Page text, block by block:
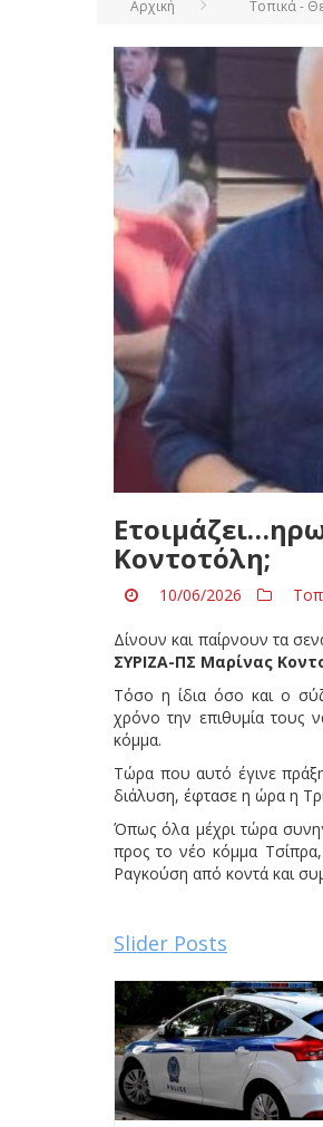
Αρχική Τοπικά -
Κοντοτόλη;
10/06/2026
Δίνουν και παίρνουν τα
ΣΥΡΙΖΑ-ΠΣ Μαρίνας
Τόσο η ίδια όσο και ο
χρόνο την επιθυμία τους
κόμμα.
Τώρα που αυτό έγινε
διάλυση, έφτασε η ώρα η
Όπως όλα μέχρι τώρα
προς το νέο κόμμα
Ραγκούση από κοντά και
Slider Posts